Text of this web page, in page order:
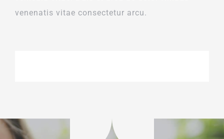
venenatis vitae consectetur arcu.